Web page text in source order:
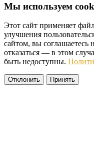
Мы используем
Этот сайт применяет
улучшения
сайтом, вы
отказаться — в этом
быть недоступны.
Отклонить Принять